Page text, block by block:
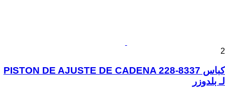
2
كباس PISTON DE AJUSTE DE CADENA 228-8337
لـ بلدوزر